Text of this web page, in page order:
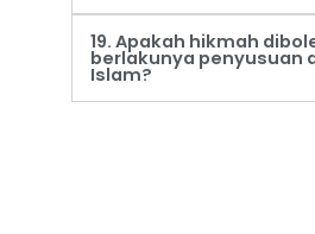
19. Apakah hikmah
berlakunya penyusuan
Islam?